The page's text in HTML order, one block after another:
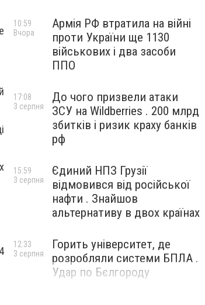
Армія РФ втратила на війні
проти України ще 1130
військових і два засоби
ППО
10:59
Вчора
До чого призвели атаки
ЗСУ на Wildberries . 200 млрд
збитків і ризик краху банків
рф
17:08
3 серпня
Єдиний НПЗ Грузії
відмовився від російської
нафти . Знайшов
альтернативу в двох країнах
15:59
3 серпня
Горить університет, де
розробляли системи БПЛА .
Удар по Бєлгороду
12:33
3 серпня